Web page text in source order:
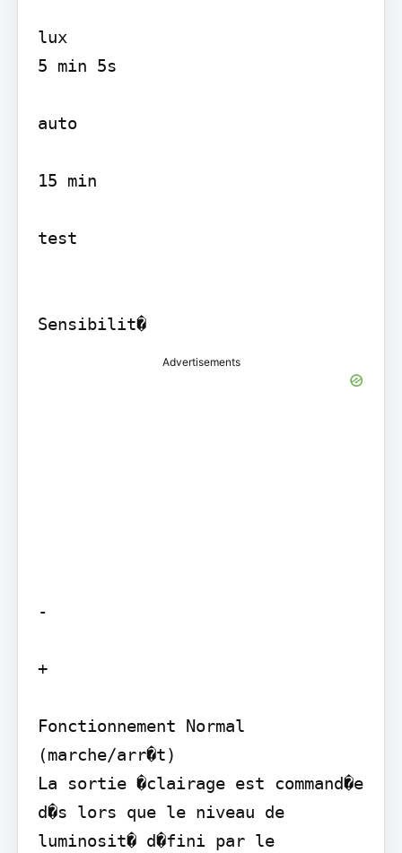
lux
5 min 5s
auto
15 min
test
Sensibilit�
Advertisements
-
+
Fonctionnement Normal
(marche/arr�t)
La sortie �clairage est command�e
d�s lors que le niveau de
luminosit� d�fini par le